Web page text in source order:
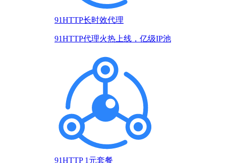
91HTTP长时效代理
91HTTP代理火热上线，亿级IP池
91HTTP 1元套餐